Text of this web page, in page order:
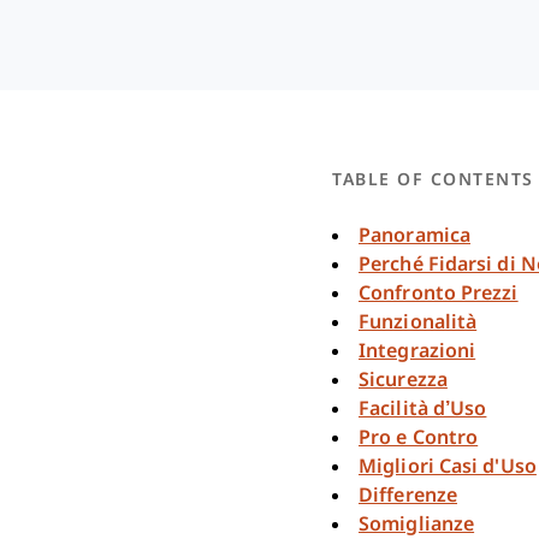
TABLE OF CONTENTS
Panoramica
Perché Fidarsi di
Confronto Prezzi
Funzionalità
Integrazioni
Sicurezza
Facilità d’Uso
Pro e Contro
Migliori Casi d'Uso
Differenze
Somiglianze